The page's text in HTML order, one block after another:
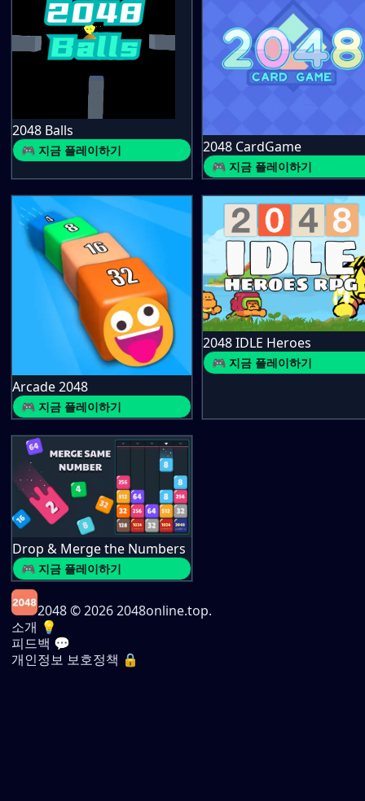
2048 Balls
🎮 지금 플레이하기 2048 CardGame
🎮 지금 플레이하기
Arcade 2048
🎮 지금 플레이하기
2048 IDLE Heroes
🎮 지금 플레이하기
Drop & Merge the Numbers
🎮 지금 플레이하기
2048© 2026 2048online.top.
소개 💡
피드백 💬
개인정보 보호정책 🔒